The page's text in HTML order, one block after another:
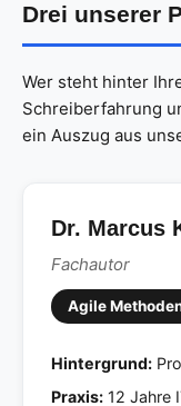
Drei unserer
Wer steht hinter
Schreiberfahrung
ein Auszug aus
Dr. Marcus
Fachautor
Agile
Hintergrund:
Praxis: 12 Jahre